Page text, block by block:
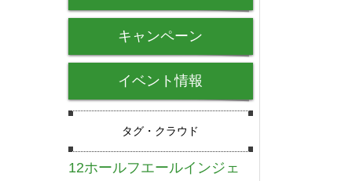
キャンペーン
イベント情報
タグ・クラウド
12ホールフエールインジェ